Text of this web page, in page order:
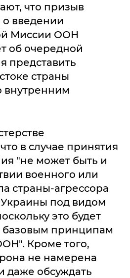
что призыв
введении
Миссии ООН
об очередной
представить
страны
внутренним
в случае принятия
"не может быть и
военного или
страны-агрессора
под видом
это будет
базовым принципам
Кроме того,
не намерена
даже обсуждать